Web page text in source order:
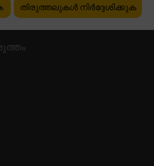
തിരുത്തലുകൾ നിർദ്ദേശിക്കുക